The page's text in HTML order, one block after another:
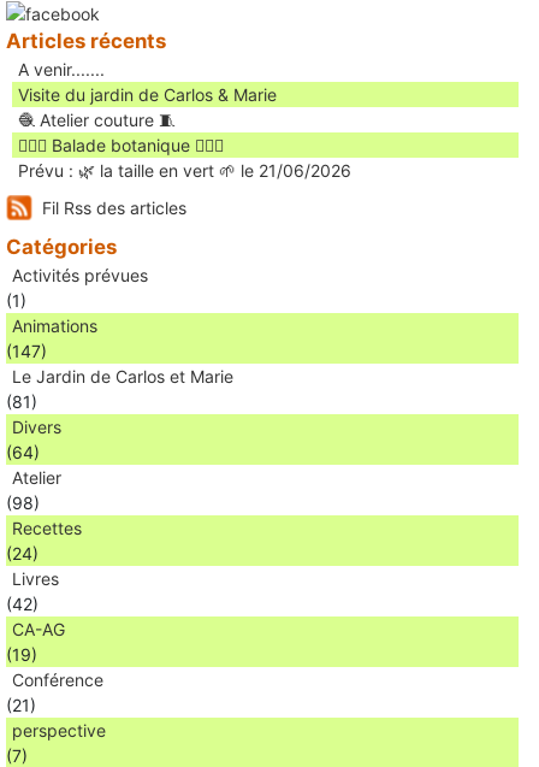
Articles récents
A venir.......
Visite du jardin de Carlos & Marie
🧶 Atelier couture 🧵
🚶🏻‍♀️ Balade botanique 🚶🏻‍♂️
Prévu : 🌿 la taille en vert 🌱 le 21/06/2026
Fil Rss des articles
Catégories
Activités prévues
(1)
Animations
(147)
Le Jardin de Carlos et Marie
(81)
Divers
(64)
Atelier
(98)
Recettes
(24)
Livres
(42)
CA-AG
(19)
Conférence
(21)
perspective
(7)